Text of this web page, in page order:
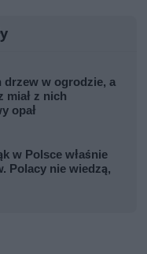
drzew w ogrodzie, a
miał z nich
opał
w Polsce właśnie
Polacy nie wiedzą,